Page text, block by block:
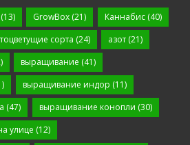
GrowBox (21) Каннабис(40)
сорта (24) азот (21)
выращивание (41)
выращивание индор (11)
(47) выращивание конопли (30)
улице (12)